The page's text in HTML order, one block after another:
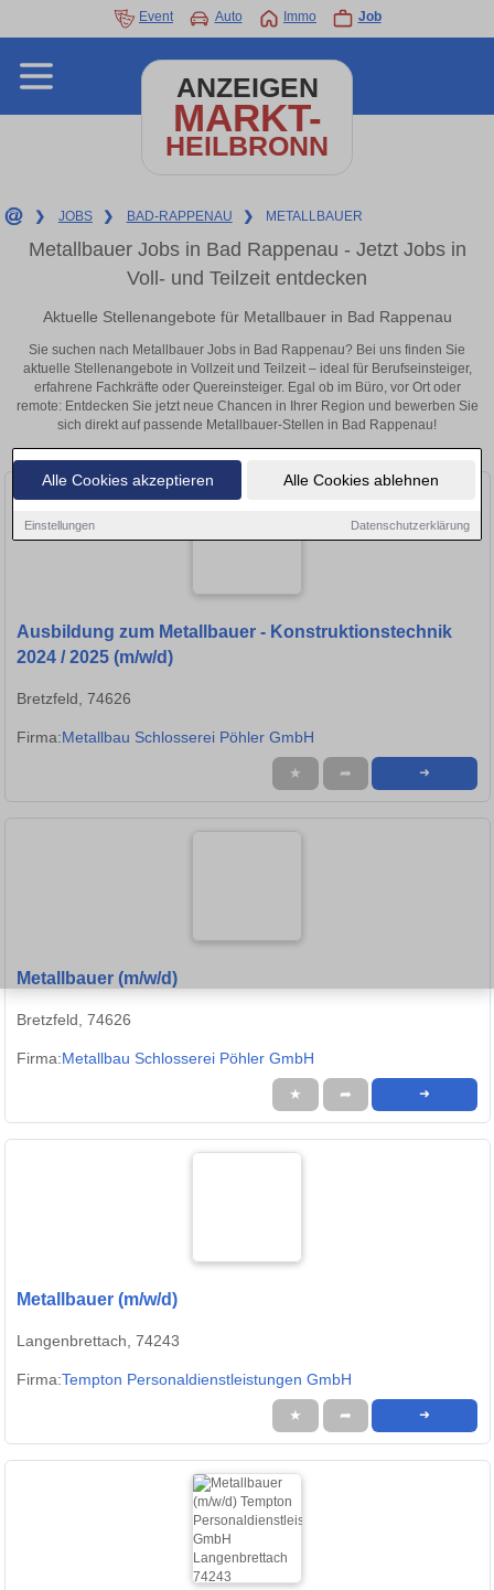
Alle Cookies akzeptieren Alle Cookies ablehnen
Einstellungen Datenschutzerklärung
Event Auto Immo Job
ANZEIGEN
MARKT-
HEILBRONN
❯ JOBS ❯ BAD-RAPPENAU ❯ METALLBAUER
Metallbauer Jobs in Bad Rappenau - Jetzt Jobs in
Voll- und Teilzeit entdecken
Aktuelle Stellenangebote für Metallbauer in Bad Rappenau
Sie suchen nach Metallbauer Jobs in Bad Rappenau? Bei uns finden Sie
aktuelle Stellenangebote in Vollzeit und Teilzeit – ideal für Berufseinsteiger,
erfahrene Fachkräfte oder Quereinsteiger. Egal ob im Büro, vor Ort oder
remote: Entdecken Sie jetzt neue Chancen in Ihrer Region und bewerben Sie
sich direkt auf passende Metallbauer-Stellen in Bad Rappenau!
Ausbildung zum Metallbauer - Konstruktionstechnik
2024 / 2025 (m/w/d)
Bretzfeld, 74626
Firma:Metallbau Schlosserei Pöhler GmbH
★ ➦ ➜
Metallbauer (m/w/d)
Bretzfeld, 74626
Firma:Metallbau Schlosserei Pöhler GmbH
★ ➦ ➜
Metallbauer (m/w/d)
Langenbrettach, 74243
Firma:Tempton Personaldienstleistungen GmbH
★ ➦ ➜